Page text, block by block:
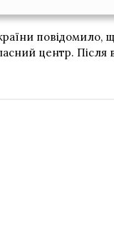
повідомило,
центр. Після